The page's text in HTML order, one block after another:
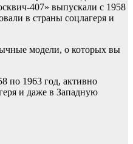
407» выпускали с 1958
в страны соцлагеря и
по 1963 год, активно
и даже в Западную